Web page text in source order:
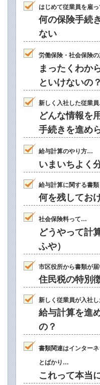
はじめて従業員を雇
何の保険手続
ない
労働保険・社会保険
まったくわか
といけないの？
新しく入社した従業
どんな情報を
手続きを進め
給与計算のやり方…
いまいちよく
給与計算に関する書
何を残してお
社会保険料って…
どうやって計
ふや）
市区役所から書類が
住民税の特別
新しく従業員が入社
給与計算を進
の？
書類関連はインター
とばかり…
これって本当